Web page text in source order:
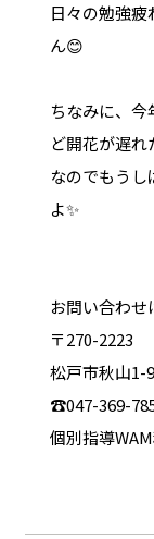
日々の勉強
ん😊
ちなみに、
ど開花が遅れ
なのでもう
よ✨
お問い合わ
〒270-2223
松戸市秋山1-
☎047-369-
個別指導